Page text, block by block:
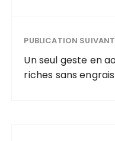
PUBLICATION
Un seul geste en
riches sans engrais